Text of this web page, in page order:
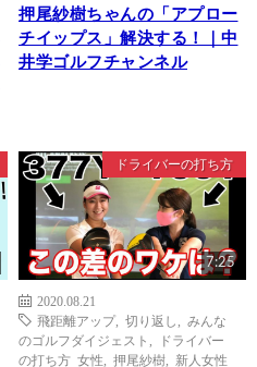
押尾紗樹ちゃんの「アプロー
チイップス」解決する！｜中
井学ゴルフチャンネル
ドライバーの打ち方
7:25
2020.08.21
飛距離アップ, 切り返し
みんな
のゴルフダイジェスト
ドライバー
の打ち方 女性
押尾紗樹
新人女性